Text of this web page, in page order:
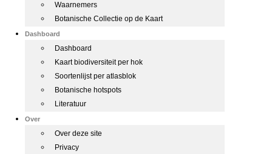
Waarnemers
Botanische Collectie op de Kaart
Dashboard
Dashboard
Kaart biodiversiteit per hok
Soortenlijst per atlasblok
Botanische hotspots
Literatuur
Over
Over deze site
Privacy